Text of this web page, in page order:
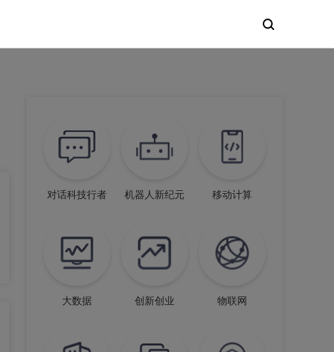
对话科技行者 机器人新纪元 移动计算
大数据 创新创业 物联网